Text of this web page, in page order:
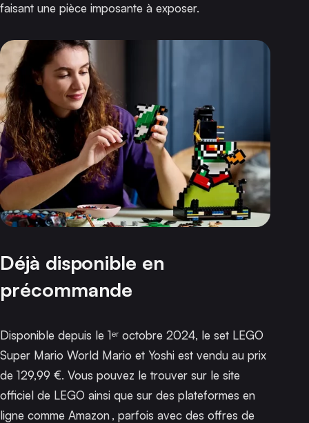
faisant une pièce imposante à exposer.
Déjà disponible en
précommande
Disponible depuis le 1ᵉʳ octobre 2024, le set LEGO
Super Mario World Mario et Yoshi est vendu au prix
de 129,99 €. Vous pouvez le trouver sur le site
officiel de LEGO ainsi que sur des plateformes en
ligne comme Amazon, parfois avec des offres de